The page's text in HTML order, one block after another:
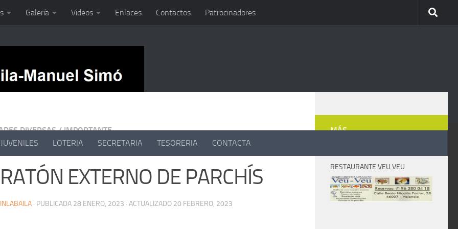
Galería Videos Enlaces Contactos Patrocinadores
JUVENILES LOTERIA SECRETARIA TESORERIA CONTACTA
DIVERSAS / IMPORTANTE
EXTERNO DE PARCHÍS
· PUBLICADA 28 ENERO, 2023 · ACTUALIZADO 20 FEBRERO, 2023
MÁS
RESTAURANTE VEU VEU